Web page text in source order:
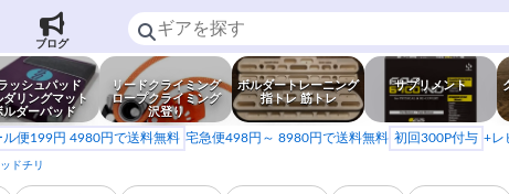
ブログ
ッシュパッド
ダリングマット
ルダーパッド
リードクライミング
ロープクライミング
沢登り
ボルダートレーニング
指トレ 筋トレ
サプリメント
ル便199円 4980円で送料無料 宅急便498円～ 8980円で送料無料 初回300P付与 +レ
ドチリ